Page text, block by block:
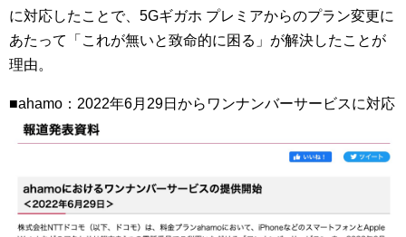
に対応したことで、5Gギガホ プレミアからのプラン変更に
あたって「これが無いと致命的に困る」が解決したことが
理由。
■ahamo：2022年6月29日からワンナンバーサービスに対応